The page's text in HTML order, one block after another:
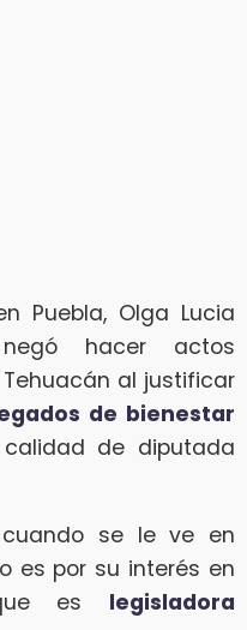
Puebla, Olga Lucia
negó hacer actos
al justificar
de bienestar
de diputada
se le ve en
es por su interés en
es legisladora